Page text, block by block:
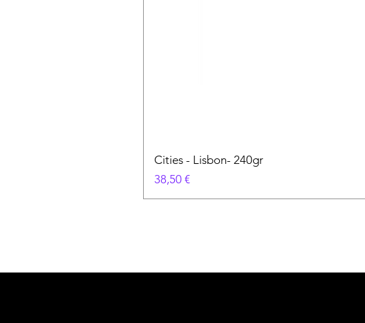
Cities - Lisbon- 240gr
Prezzo
38,50 €